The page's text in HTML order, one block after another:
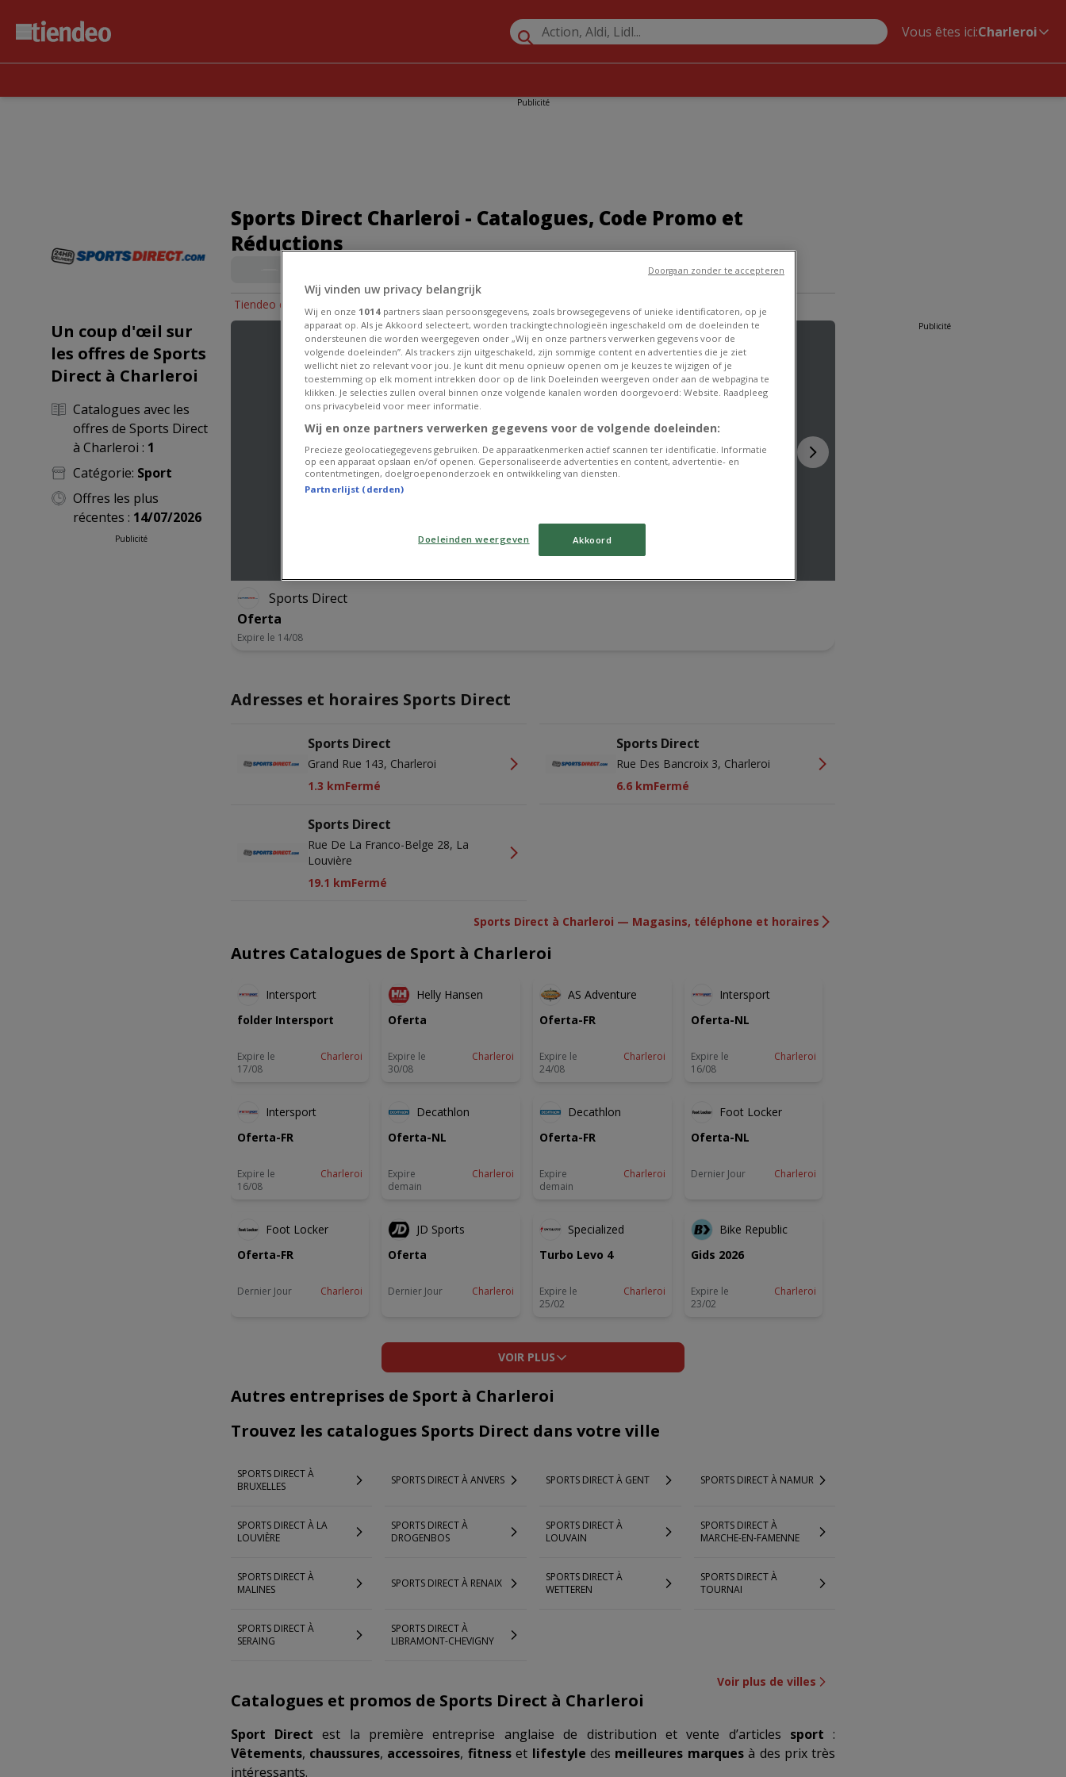
Vous êtes ici:Charleroi
Publicité
Sports Direct Charleroi - Catalogues, Code Promo et
Réductions
Tiendeo dans Charleroi
Un coup d'œil sur
les offres de Sports
Direct à Charleroi
Catalogues avec les
offres de Sports Direct
à Charleroi : 1
Catégorie: Sport
Offres les plus
récentes : 14/07/2026
Publicité
Sports Direct
Oferta
Expire le 14/08
Adresses et horaires Sports Direct
Sports Direct
Grand Rue 143, Charleroi
1.3 kmFermé
Sports Direct
Rue Des Bancroix 3, Charleroi
6.6 kmFermé
Sports Direct
Rue De La Franco-Belge 28, La
Louvière
19.1 kmFermé
Sports Direct à Charleroi — Magasins, téléphone et horaires
Autres Catalogues de Sport à Charleroi
Intersport
folder Intersport
Expire le
17/08
Charleroi
Helly Hansen
Oferta
Expire le
30/08
Charleroi
AS Adventure
Oferta-FR
Expire le
24/08
Charleroi
Intersport
Oferta-NL
Expire le
16/08
Charleroi
Intersport
Oferta-FR
Expire le
16/08
Charleroi
Decathlon
Oferta-NL
Expire
demain
Charleroi
Decathlon
Oferta-FR
Expire
demain
Charleroi
Foot Locker
Oferta-NL
Dernier Jour Charleroi
Foot Locker
Oferta-FR
Dernier Jour Charleroi
JD Sports
Oferta
Dernier Jour Charleroi
Specialized
Turbo Levo 4
Expire le
25/02
Charleroi
Bike Republic
Gids 2026
Expire le
23/02
Charleroi
VOIR PLUS
Autres entreprises de Sport à Charleroi
Trouvez les catalogues Sports Direct dans votre ville
SPORTS DIRECT À
BRUXELLES
SPORTS DIRECT À ANVERS SPORTS DIRECT À GENT SPORTS DIRECT À NAMUR
SPORTS DIRECT À LA
LOUVIÈRE
SPORTS DIRECT À
DROGENBOS
SPORTS DIRECT À
LOUVAIN
SPORTS DIRECT À
MARCHE-EN-FAMENNE
SPORTS DIRECT À
MALINES
SPORTS DIRECT À RENAIX
SPORTS DIRECT À
WETTEREN
SPORTS DIRECT À
TOURNAI
SPORTS DIRECT À
SERAING
SPORTS DIRECT À
LIBRAMONT-CHEVIGNY
Voir plus de villes
Catalogues et promos de Sports Direct à Charleroi
Sport Direct est la première entreprise anglaise de distribution et vente d’articles sport :
Vêtements, chaussures, accessoires, fitnesset lifestyle des meilleures marquesà des prix très
intéressants.
Publicité
Wij vinden uw privacy belangrijk
Wij en onze 1014 partners slaan persoonsgegevens, zoals browsegegevens of unieke identificatoren, op je
apparaat op. Als je Akkoord selecteert, worden trackingtechnologieën ingeschakeld om de doeleinden te
ondersteunen die worden weergegeven onder „Wij en onze partners verwerken gegevens voor de
volgende doeleinden”. Als trackers zijn uitgeschakeld, zijn sommige content en advertenties die je ziet
wellicht niet zo relevant voor jou. Je kunt dit menu opnieuw openen om je keuzes te wijzigen of je
toestemming op elk moment intrekken door op de link Doeleinden weergeven onder aan de webpagina te
klikken. Je selecties zullen overal binnen onze volgende kanalen worden doorgevoerd: Website. Raadpleeg
ons privacybeleid voor meer informatie.
Wij en onze partners verwerken gegevens voor de volgende doeleinden:
Precieze geolocatiegegevens gebruiken. De apparaatkenmerken actief scannen ter identificatie. Informatie
op een apparaat opslaan en/of openen. Gepersonaliseerde advertenties en content, advertentie- en
contentmetingen, doelgroepenonderzoek en ontwikkeling van diensten.
Partnerlijst (derden)
Doeleinden weergeven Akkoord
Doorgaan zonder te accepteren